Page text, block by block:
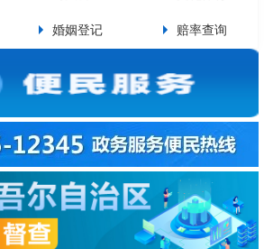
婚姻登记 赔率查询